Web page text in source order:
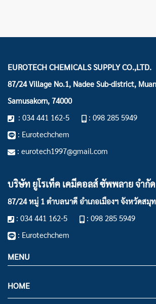
EUROTECH CHEMICALS SUPPLY CO.,LTD.
87/24 Village No.1, Nadee Sub-district,
Samusakorn, 74000
: 034 441 162-5 : 098 285 5949
: Eurotechchem
: eurotech1997@gmail.com
บริษัท ยูโรเท็ค เคมีคอลส์ ซัพพลาย จำกัด
87/24 หมู่ 1 ตำบลนาดี อำเภอเมืองฯ จังหวัดสมุ
: 034 441 162-5 : 098 285 5949
: Eurotechchem
MENU
HOME